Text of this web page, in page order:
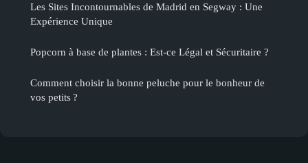
Les Sites Incontournables de Madrid en Segway : Une
Expérience Unique
Popcorn à base de plantes : Est-ce Légal et Sécuritaire ?
Comment choisir la bonne peluche pour le bonheur de
vos petits ?